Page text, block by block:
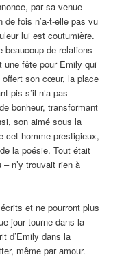
par sa venue
fois n’a-t-elle pas vu
lui est coutumière.
beaucoup de relations
une fête pour Emily qui
son cœur, la place
pis s’il n’a pas
bonheur, transformant
son aimé sous la
cet homme prestigieux,
la poésie. Tout était
n’y trouvait rien à
et ne pourront plus
jour tourne dans la
d’Emily dans la
même par amour.